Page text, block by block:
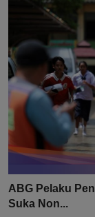
ABG Pelaku
Suka Non...